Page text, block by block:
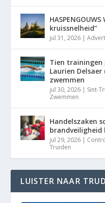
kruissnelheid”
jul 31, 2026 |
Tien trainingen
Laurien
zwemmen
jul 30, 2026 | Sint-
Zwemmen
Handelszaken
jul 29, 2026 |
Truiden
LUISTER NAAR